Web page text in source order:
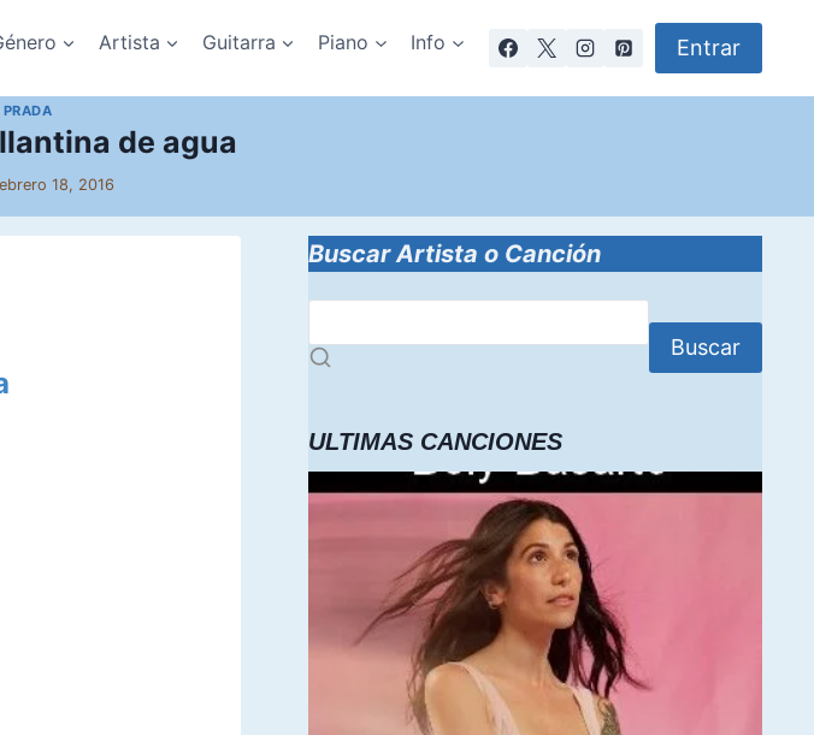
Artista Guitarra Piano Info Entrar
de agua
18, 2016
Buscar Artista o Canción
Buscar
ULTIMAS CANCIONES